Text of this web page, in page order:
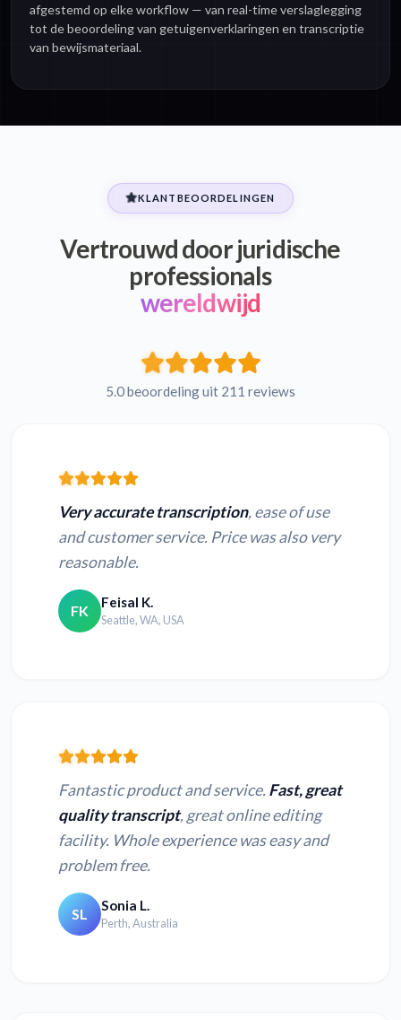
afgestemd op elke workflow — van real-time verslaglegging
tot de beoordeling van getuigenverklaringen en transcriptie
van bewijsmateriaal.
KLANTBEOORDELINGEN
Vertrouwd door juridische
professionals
wereldwijd
5.0 beoordeling uit 211 reviews
Very accurate transcription, ease of use
and customer service. Price was also very
reasonable.
FK Feisal K.
Seattle, WA, USA
Fantastic product and service. Fast, great
quality transcript, great online editing
facility. Whole experience was easy and
problem free.
SL Sonia L.
Perth, Australia